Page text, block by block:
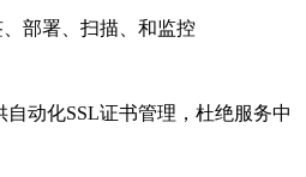
部署、扫描、和监控
动化SSL证书管理，杜绝服务中